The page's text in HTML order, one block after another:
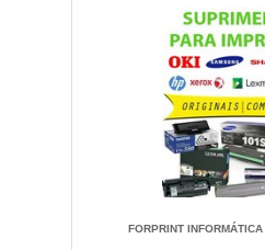
FORPRINT INFORMÁTICA